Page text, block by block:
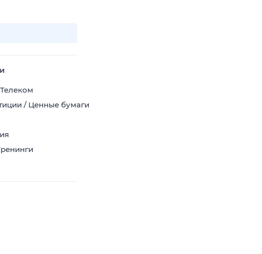
/ Ценные бумаги